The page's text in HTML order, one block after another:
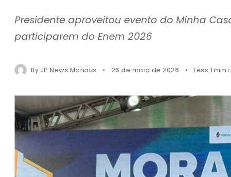
Presidente aproveitou evento do Minha
participarem do Enem 2026
By JP News Manaus 26 de maio de 2026 Less 1 min